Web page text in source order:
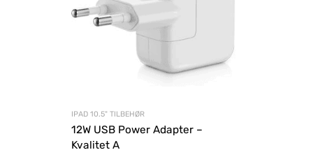
IPAD 10.5" TILBEHØR
12W USB Power Adapter –
Kvalitet A